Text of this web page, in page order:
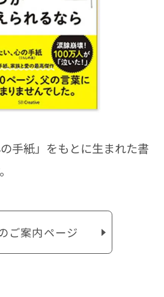
⼿紙」をもとに⽣まれた書
ご案内ページ